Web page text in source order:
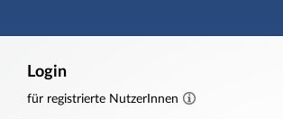
Hauptnavigation
Login
für registrierte NutzerInnen